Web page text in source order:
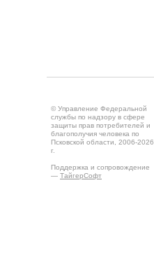
© Управление Федеральной
службы по надзору в сфере
защиты прав потребителей и
благополучия человека по
Псковской области, 2006-2026
г.
Поддержка и сопровождение
— ТайгерСофт